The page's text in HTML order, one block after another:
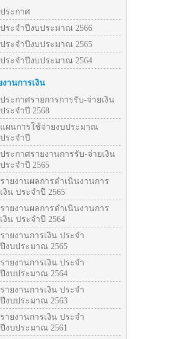
ประกาศ
ประจำปีงบประมาณ 2566
ประจำปีงบประมาณ 2565
ประจำปีงบประมาณ 2564
งานการเงิน
ประกาศรายการการรับ-จ่ายเงิน
ประจำปี 2568
แผนการใช้จ่ายงบประมาณ
ประจำปี
ประกาศรายงานการรับ-จ่ายเงิน
ประจำปี 2565
รายงานผลการดำเนินงานการ
เงิน ประจำปี 2565
รายงานผลการดำเนินงานการ
เงิน ประจำปี 2564
รายงานการเงิน ประจำ
ปีงบประมาณ 2565
รายงานการเงิน ประจำ
ปีงบประมาณ 2564
รายงานการเงิน ประจำ
ปีงบประมาณ 2563
รายงานการเงิน ประจำ
ปีงบประมาณ 2561